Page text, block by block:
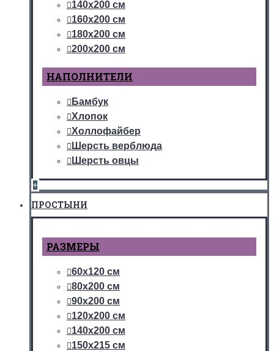
140х200 см
160х200 см
180х200 см
200х200 см
НАПОЛНИТЕЛИ
Бамбук
Хлопок
Холлофайбер
Шерсть верблюда
Шерсть овцы
+
ПРОСТЫНИ
РАЗМЕРЫ
60х120 см
80х200 см
90х200 см
120х200 см
140х200 см
150х215 см